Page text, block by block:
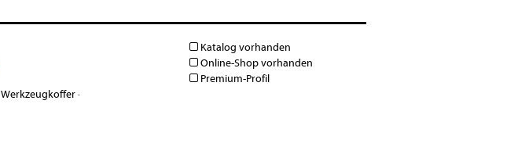
Werkzeugkoffer·
Katalog vorhanden
Online-Shop vorhanden
Premium-Profil